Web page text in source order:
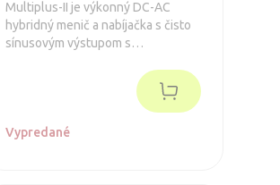
Multiplus-II je výkonný DC-AC
hybridný menič a nabíjačka s čisto
sínusovým výstupom s
nabíjačkou batérií a ultra rýchlym
transferovým prepínačom zdroja
Vypredané